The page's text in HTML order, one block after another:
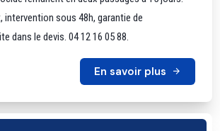
intervention sous 48h, garantie de
dans le devis. 04 12 16 05 88.
En savoir plus